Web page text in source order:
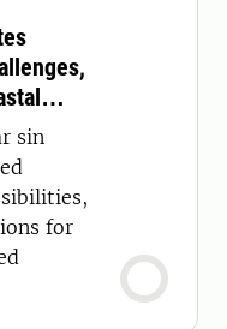
for